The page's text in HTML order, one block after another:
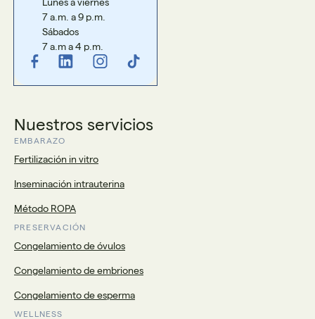
7 a.m. a 9 p.m.
Sábados
7 a.m a 4 p.m.
Nuestros servicios
EMBARAZO
Fertilización in vitro
Inseminación intrauterina
Método ROPA
PRESERVACIÓN
Congelamiento de óvulos
Congelamiento de embriones
Congelamiento de esperma
WELLNESS